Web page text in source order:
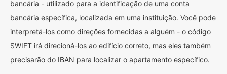
bancária - utilizado para a identificação de uma conta
bancária específica, localizada em uma instituição. Você pode
interpretá-los como direções fornecidas a alguém - o código
SWIFT irá direcioná-los ao edifício correto, mas eles também
precisarão do IBAN para localizar o apartamento específico.